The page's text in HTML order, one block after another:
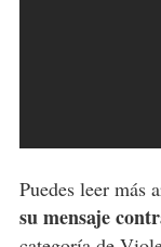
Puedes leer más
su mensaje